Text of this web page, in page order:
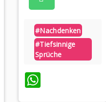
#nachdenken
#tiefsinnige
Sprüche
WhatsApp